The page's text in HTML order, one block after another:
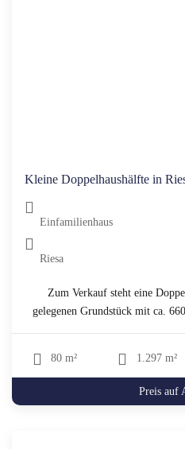
Kleine Doppelhaushälfte in
Einfamilienhaus
Riesa
Zum Verkauf steht eine
gelegenen Grundstück mit ca.
80 m² 1.297 m²
Preis auf